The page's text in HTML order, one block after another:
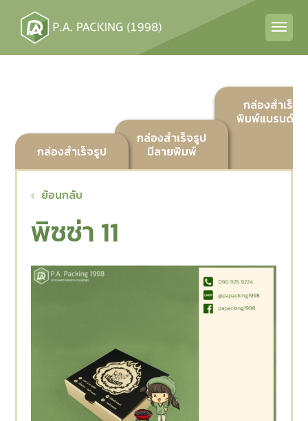
กล่องสำเร็จรูป
กล่องสำเร็จรูป
มีลายพิมพ์
กล่องสำเร็จ
พิมพ์แบรนด์ลู
ย้อนกลับ
พิซซ่า 11